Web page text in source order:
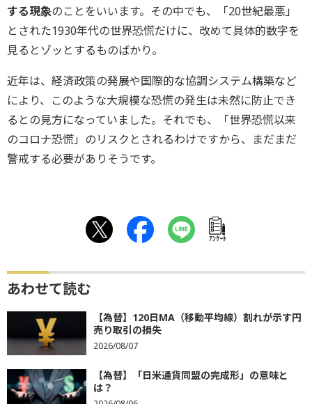
する現象のことをいいます。その中でも、「20世紀最悪」
とされた1930年代の世界恐慌だけに、改めて具体的数字を
見るとゾッとするものばかり。
近年は、経済政策の発展や国際的な協調システム構築など
により、このような大規模な恐慌の発生は未然に防止でき
るとの見方になっていました。それでも、「世界恐慌以来
のコロナ恐慌」のリスクとされるわけですから、まだまだ
警戒する必要がありそうです。
ｱﾝｹｰﾄ
あわせて読む
【為替】120日MA（移動平均線）割れが示す円
売り取引の損失
2026/08/07
【為替】「日米通貨同盟の完成形」の意味と
は？